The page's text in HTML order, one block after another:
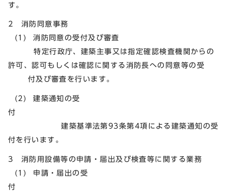
す。
2 消防同意事務
(1) 消防同意の受付及び審査
特定行政庁、建築主事又は指定確認検査機関からの
許可、認可もしくは確認に関する消防長への同意等の受
付及び審査を行います。
(2) 建築通知の受
建築基準法第93条第4項による建築通知の受
付を行います。
3 消防用設備等の申請・届出及び検査等に関する業務
(1) 申請・届出の受